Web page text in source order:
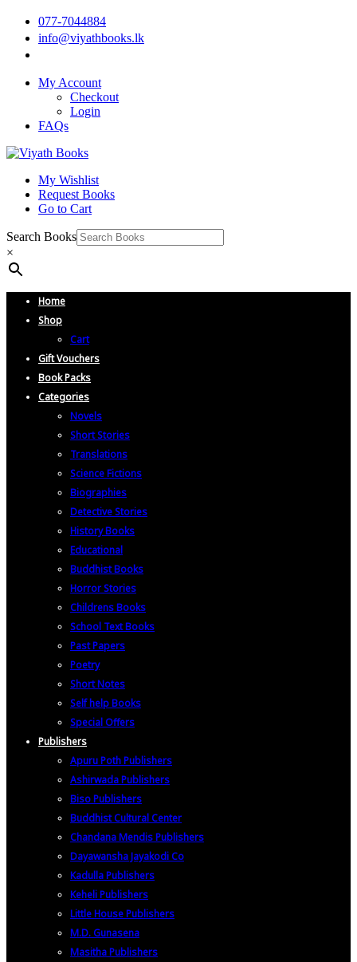
077-7044884
info@viyathbooks.lk
My Account
Checkout
Login
FAQs
My Wishlist
Request Books
Go to Cart
Search Books
×
Home
Shop
Cart
Gift Vouchers
Book Packs
Categories
Novels
Short Stories
Translations
Science Fictions
Biographies
Detective Stories
History Books
Educational
Buddhist Books
Horror Stories
Childrens Books
School Text Books
Past Papers
Poetry
Short Notes
Self help Books
Special Offers
Publishers
Apuru Poth Publishers
Ashirwada Publishers
Biso Publishers
Buddhist Cultural Center
Chandana Mendis Publishers
Dayawansha Jayakodi Co
Kadulla Publishers
Keheli Publishers
Little House Publishers
M.D. Gunasena
Masitha Publishers